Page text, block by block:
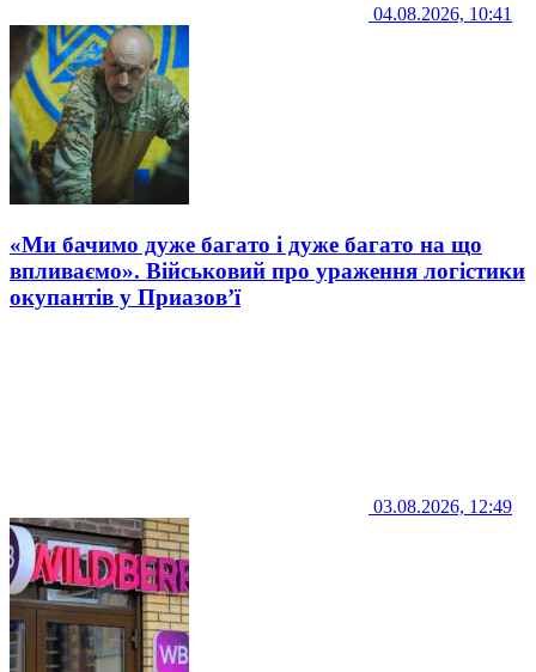
04.08.2026, 10:41
«Ми бачимо дуже багато і дуже багато на що
впливаємо». Військовий про ураження логістики
окупантів у Приазов’ї
03.08.2026, 12:49